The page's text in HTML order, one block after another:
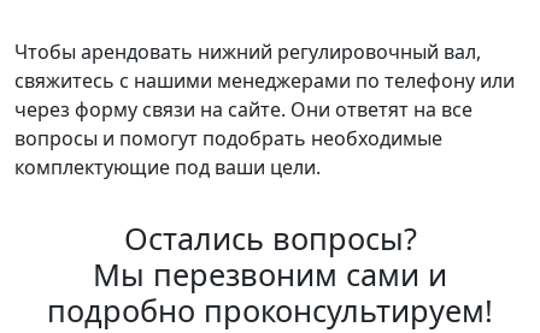
Чтобы арендовать нижний регулировочный вал,
свяжитесь с нашими менеджерами по телефону или
через форму связи на сайте. Они ответят на все
вопросы и помогут подобрать необходимые
комплектующие под ваши цели.
Остались вопросы?
Мы перезвоним сами и
подробно проконсультируем!